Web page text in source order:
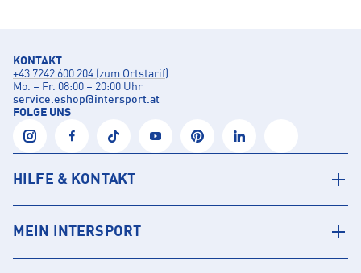
KONTAKT
+43 7242 600 204 (zum Ortstarif)
Mo. – Fr. 08:00 – 20:00 Uhr
service.eshop@intersport.at
FOLGE UNS
HILFE & KONTAKT
MEIN INTERSPORT